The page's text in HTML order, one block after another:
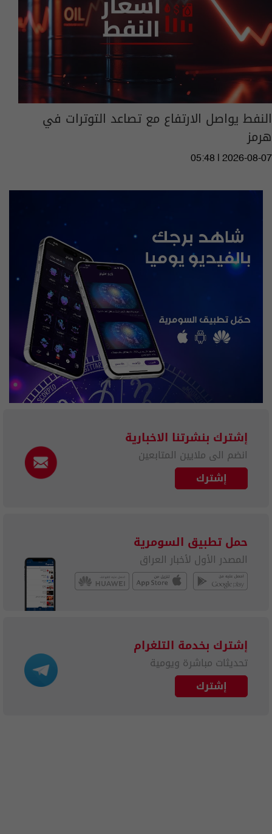
النفط يواصل الارتفاع مع تصاعد التوترات في
هرمز
05:48 | 2026-08-07
إشترك بنشرتنا الاخبارية
انضم الى ملايين المتابعين
إشترك
حمل تطبيق السومرية
المصدر الأول لأخبار العراق
إشترك بخدمة التلغرام
تحديثات مباشرة ويومية
إشترك